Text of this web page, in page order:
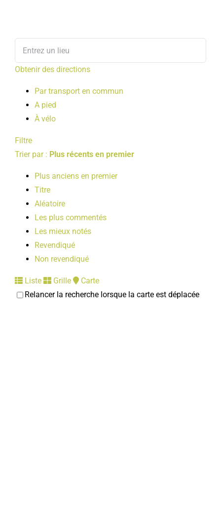
Obtenir des directions
Par transport en commun
A pied
À vélo
Filtre
Trier par : Plus récents en premier
Plus anciens en premier
Titre
Aléatoire
Les plus commentés
Les mieux notés
Revendiqué
Non revendiqué
Liste Grille
Carte
Relancer la recherche lorsque la carte est déplacée